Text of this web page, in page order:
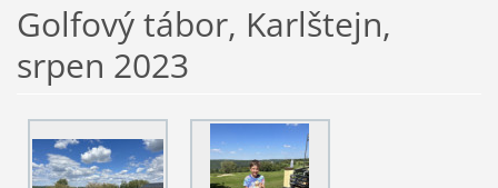
Golfový tábor, Karlštejn,
srpen 2023